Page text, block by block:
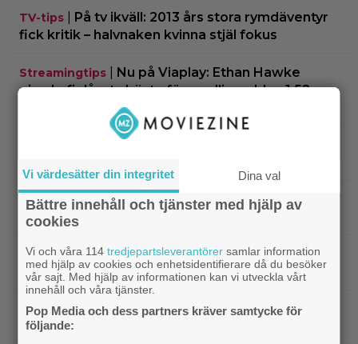
TV-tips
På tv ikväll: 2013 års stora rymdäventyr
fick kritik – halvnaken kvinna stjäl fokus
Streamingtips
Nu på Viaplay: Ethan Hawke
gjorde fjolårets bästa förvandling – blev 1.52 cm
”Snyggaste spelet genom tiderna”
Disney Plus|3 nya tv-serier redo att plöja i
helgen – finns något för alla!
Trivia|Thrillern med Katherine Heigl sålde bara
6 biobiljetter – historiens lägsta intäkter
Dokumentär|Från skaparen av ”Tiger King”:
HBO-dokumentär om reptilsmuggling hyllas
Vi värdesätter din integritet Dina val
Bättre innehåll och tjänster med hjälp av
cookies
Vi och våra 114tredjepartsleverantörer samlar information
med hjälp av cookies och enhetsidentifierare då du besöker
vår sajt. Med hjälp av informationen kan vi utveckla vårt
innehåll och våra tjänster.
Pop Media och dess partners kräver samtycke för
följande: